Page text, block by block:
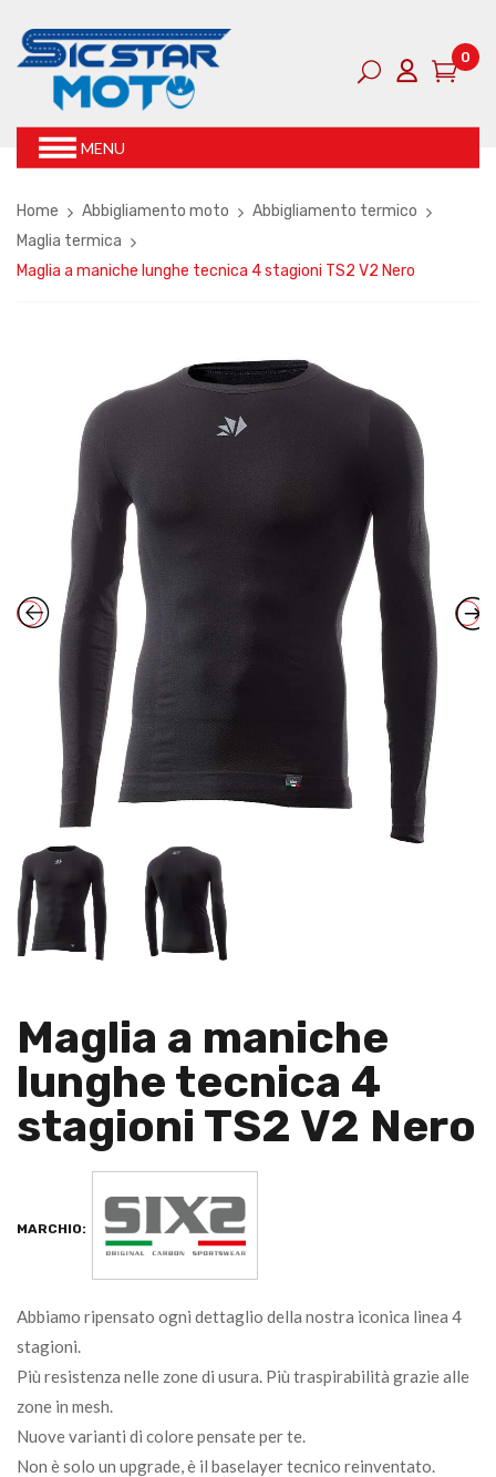
0
MENU
Home Abbigliamento moto
Abbigliamento termico
Maglia termica
Maglia a maniche lunghe tecnica 4 stagioni TS2 V2 Nero
Maglia a maniche
lunghe tecnica 4
stagioni TS2 V2 Nero
MARCHIO:
Abbiamo ripensato ogni dettaglio della nostra iconica linea 4
stagioni.
Più resistenza nelle zone di usura. Più traspirabilità grazie alle
zone in mesh.
Nuove varianti di colore pensate per te.
Non è solo un upgrade, è il baselayer tecnico reinventato.